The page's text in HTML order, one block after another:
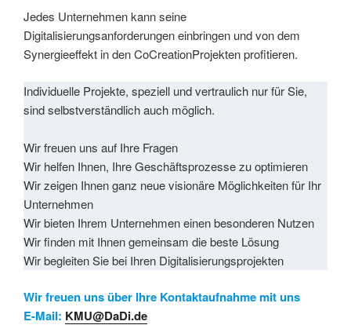
Jedes Unternehmen kann seine
Digitalisierungsanforderungen einbringen und von dem
Synergieeffekt in den CoCreationProjekten profitieren.
Individuelle Projekte, speziell und vertraulich nur für Sie,
sind selbstverständlich auch möglich.
Wir freuen uns auf Ihre Fragen
Wir helfen Ihnen, Ihre Geschäftsprozesse zu optimieren
Wir zeigen Ihnen ganz neue visionäre Möglichkeiten für Ihr
Unternehmen
Wir bieten Ihrem Unternehmen einen besonderen Nutzen
Wir finden mit Ihnen gemeinsam die beste Lösung
Wir begleiten Sie bei Ihren Digitalisierungsprojekten
Wir freuen uns über Ihre Kontaktaufnahme mit uns
E-Mail: KMU@DaDi.de